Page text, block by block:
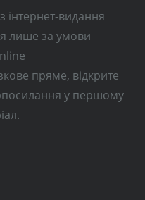
інтернет-видання
лише за умови
пряме, відкрите
у першому